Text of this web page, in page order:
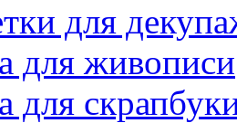
для
для живописи
для